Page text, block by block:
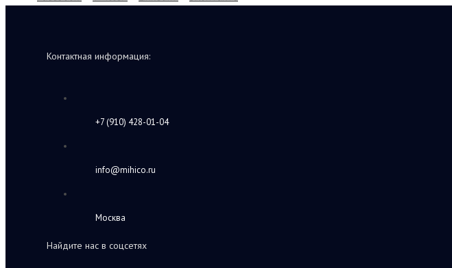
Контактная информация:
+7 (910) 428-01-04
info@mihico.ru
Москва
Найдите нас в соцсетях